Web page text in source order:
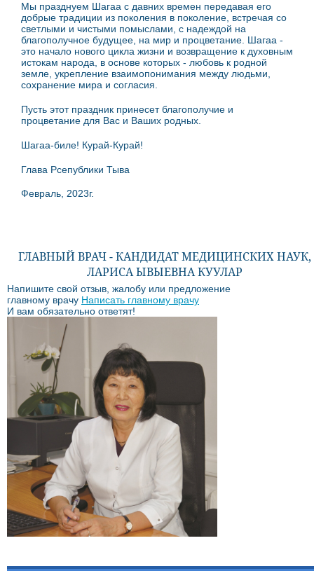
Мы празднуем Шагаа с давних времен передавая его
добрые традиции из поколения в поколение, встречая со
светлыми и чистыми помыслами, с надеждой на
благополучное будущее, на мир и процветание. Шагаа -
это начало нового цикла жизни и возвращение к духовным
истокам народа, в основе которых - любовь к родной
земле, укрепление взаимопонимания между людьми,
сохранение мира и согласия.
Пусть этот праздник принесет благополучие и
процветание для Вас и Ваших родных.
Шагаа-биле! Курай-Курай!
Глава Рсепублики Тыва
Февраль, 2023г.
ГЛАВНЫЙ ВРАЧ - КАНДИДАТ МЕДИЦИНСКИХ НАУК,
ЛАРИСА ЫВЫЕВНА КУУЛАР
Напишите свой отзыв, жалобу или предложение
главному врачу Написать главному врачу
И вам обязательно ответят!